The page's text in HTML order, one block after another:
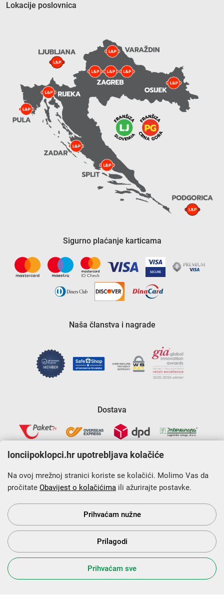
Lokacije poslovnica
Sigurno plaćanje karticama
Naša članstva i nagrade
Dostava
Krajnji primatelj financijskog instrumenta sufinanciranog iz
Europskog fonda za regionalni razvoj u sklopu Operativnog
programa „Konkurentnost i kohezija”.
s Vama od 2014. godine!
lonciipoklopci.hr upotrebljava kolačiće
Na ovoj mrežnoj stranici koriste se kolačići. Molimo Vas da
pročitate Obavijest o kolačićima ili ažurirajte postavke.
Prihvaćam nužne
Prilagodi
Prihvaćam sve